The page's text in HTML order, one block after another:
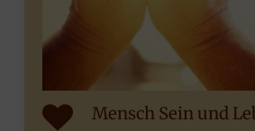
Mensch Sein und